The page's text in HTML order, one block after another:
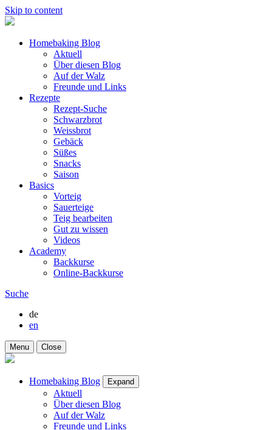
Skip to content
Homebaking Blog
Aktuell
Über diesen Blog
Auf der Walz
Freunde und Links
Rezepte
Rezept-Suche
Schwarzbrot
Weissbrot
Gebäck
Süßes
Snacks
Saison
Basics
Vorteig
Sauerteige
Teig bearbeiten
Gut zu wissen
Videos
Academy
Backkurse
Online-Backkurse
Suche
de
en
Menu Close
Homebaking Blog Expand
Aktuell
Über diesen Blog
Auf der Walz
Freunde und Links